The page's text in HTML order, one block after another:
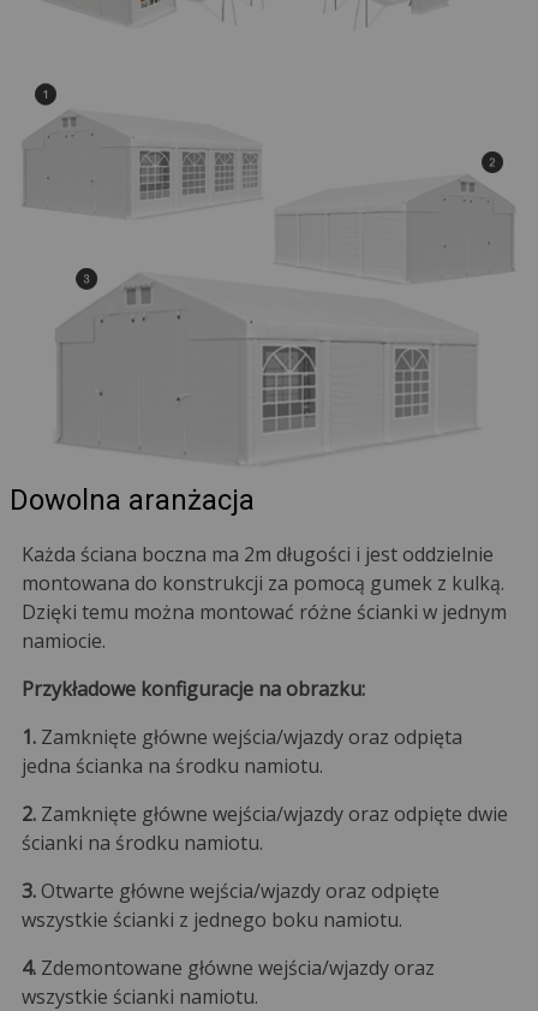
Dowolna aranżacja
Każda ściana boczna ma 2m długości i jest oddzielnie
montowana do konstrukcji za pomocą gumek z kulką.
Dzięki temu można montować różne ścianki w jednym
namiocie.
Przykładowe konfiguracje na obrazku:
1.Zamknięte główne wejścia/wjazdy oraz odpięta
jedna ścianka na środku namiotu.
2.Zamknięte główne wejścia/wjazdy oraz odpięte dwie
ścianki na środku namiotu.
3.Otwarte główne wejścia/wjazdy oraz odpięte
wszystkie ścianki z jednego boku namiotu.
4.Zdemontowane główne wejścia/wjazdy oraz
wszystkie ścianki namiotu.